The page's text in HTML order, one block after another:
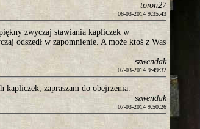
toron27
06-03-2014 9:35:43
zwyczaj stawiania kapliczek w
odszedł w zapomnienie. A może ktoś z Was
szwendak
07-03-2014 9:49:32
kapliczek, zapraszam do obejrzenia.
szwendak
07-03-2014 9:50:26